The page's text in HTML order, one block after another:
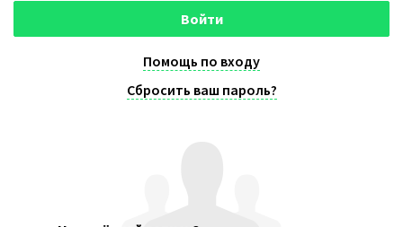
Войти
Помощь по входу
Сбросить ваш пароль?